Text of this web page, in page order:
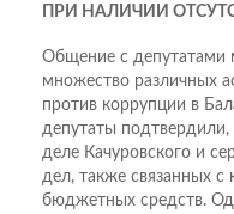
ПРИ НАЛИЧИИ
Общение с депутатами
множество различных
против коррупции в
депутаты
деле Качуровского и
дел, также связанных
бюджетных средств.